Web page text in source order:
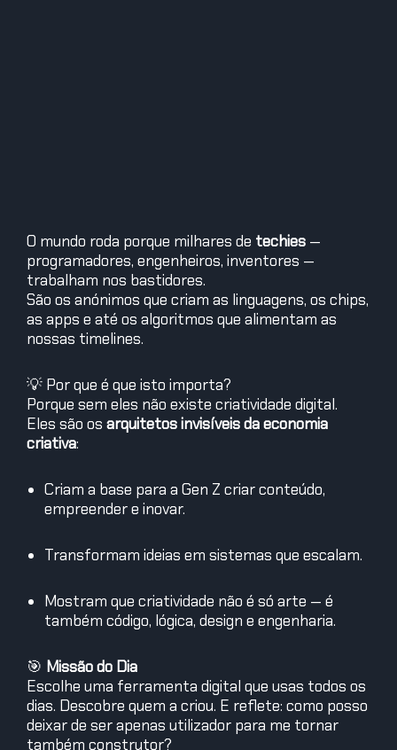
O mundo roda porque milhares de techies —
programadores, engenheiros, inventores —
trabalham nos bastidores.
São os anónimos que criam as linguagens, os chips,
as apps e até os algoritmos que alimentam as
nossas timelines.
💡 Por que é que isto importa?
Porque sem eles não existe criatividade digital.
Eles são os arquitetos invisíveis da economia
criativa:
Criam a base para a Gen Z criar conteúdo,
empreender e inovar.
Transformam ideias em sistemas que escalam.
Mostram que criatividade não é só arte — é
também código, lógica, design e engenharia.
🎯 Missão do Dia
Escolhe uma ferramenta digital que usas todos os
dias. Descobre quem a criou. E reflete: como posso
deixar de ser apenas utilizador para me tornar
também construtor?